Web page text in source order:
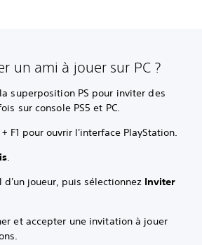
un ami à jouer sur PC ?
superposition PS pour inviter des
sur console PS5 et PC.
F1 pour ouvrir l'interface PlayStation.
.
d'un joueur, puis sélectionnez Inviter
et accepter une invitation à jouer